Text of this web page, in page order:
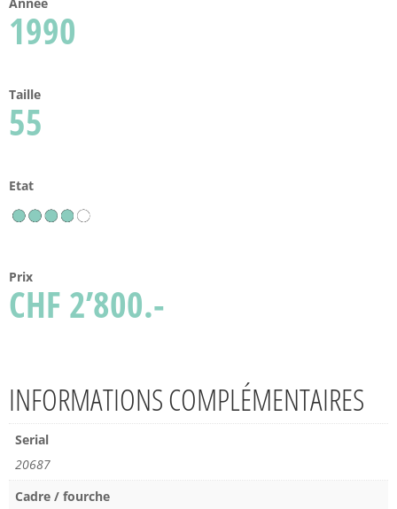
Année
1990
Taille
55
Etat
Prix
CHF 2’800.-
INFORMATIONS COMPLÉMENTAIRES
Serial
20687
Cadre / fourche